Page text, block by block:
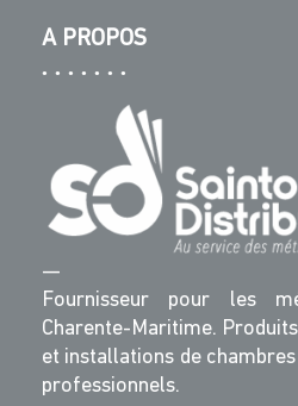
A PROPOS
—
Fournisseur pour les
Charente-Maritime.
et installations de
professionnels.